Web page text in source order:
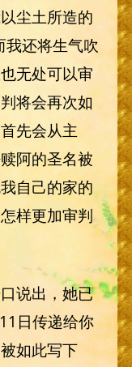
尘土所造的
还将生气吹
无处可以审
将会再次如
先会从主
阿的圣名被
自己的家的
样更加审判
说出，她已
日传递给你
如此写下